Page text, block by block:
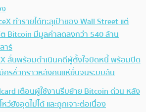
ทำรายได้ทะลุเป้าของ Wall Street แต่
Bitcoin มีมูลค่าลดลงกว่า 540 ล้าน
าร์
ลั่นพร้อมดำเนินคดีผู้ตั้งใจบิดหนี้ พร้อมปิด
ครชั่วคราวหลังคนแห่ยื่นจนระบบล้น
เตือนผู้ใช้งานรีบย้าย Bitcoin ด่วน หลัง
ว่ยังอุดไม่ได้ และถูกเจาะต่อเนื่อง